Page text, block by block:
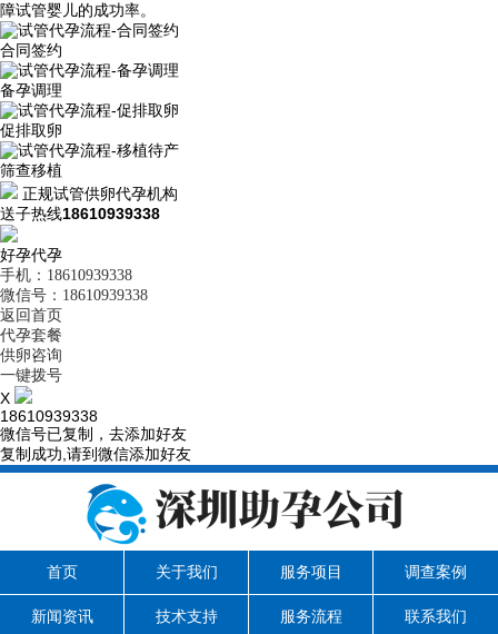
障试管婴儿的成功率。
合同签约
备孕调理
促排取卵
筛查移植
正规试管供卵代孕机构
送子热线18610939338
好孕代孕
手机：18610939338
微信号：18610939338
返回首页
代孕套餐
供卵咨询
一键拨号
X
18610939338
微信号已复制，去添加好友
复制成功,请到微信添加好友
首页 关于我们 服务项目 调查案例
新闻资讯 技术支持 服务流程 联系我们